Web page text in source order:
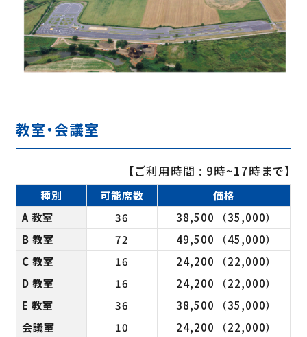
教室・会議室
【ご利用時間 : 9時~17時まで】
種別 可能席数
価格
A 教室
36 38,500
（35,000）
B 教室
72 49,500
（45,000）
C 教室
16 24,200
（22,000）
D 教室
16 24,200
（22,000）
E 教室
36 38,500
（35,000）
会議室
10 24,200 （22,000）